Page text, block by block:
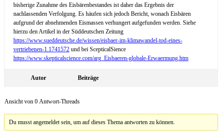
bisherige Zunahme des Eisbärenbestandes ist daher das Ergebnis der
nachlassenden Verfolgung. Es häufen sich jedoch Bericht, wonach Eisbären
aufgrund der abnehmenden Eismassen verhungert aufgefunden werden. Siehe
hierzu den Artikel in der Süddeutschen Zeitung
https://www.sueddeutsche.de/wissen/eisbaer-im-klimawandel-tod-eines-
vertriebenen-1.1741572 und bei ScepticalSience
https://www.skepticalscience.com/arg_Eisbaeren-globale-Erwaermung.htm
Autor Beiträge
Ansicht von 0 Antwort-Threads
Du musst angemeldet sein, um auf dieses Thema antworten zu können.